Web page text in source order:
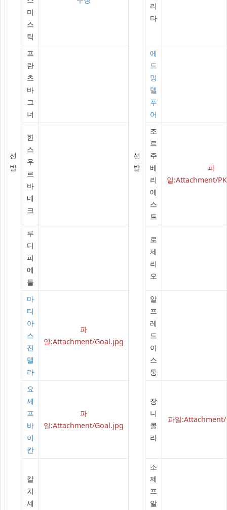
선
발
선
발
미
스
틱
리
타
프
란
츠
바
그
너
에
드
멍
델
푸
어
한
스
우
르
바
네
크
조
르
주
베
리
에
스
트
파
일:Attachment/
루
디
피
에
틀
로
제
리
오
마
티
아
스
진
델
라
파
일:Attachment/Goal.jpg
알
프
레
드
아
스
통
요
세
프
바
이
칸
파
일:Attachment/Goal.jpg
장
니
콜
라
파일
칼
치
셰
조
제
프
알